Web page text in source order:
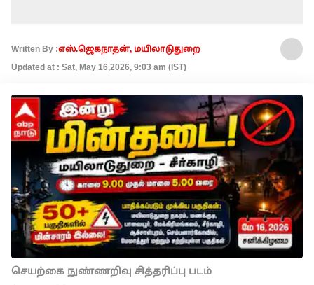
Written By :எஸ்.ஜெகநாதன், மயிலாடுதுறை
Updated at : Sat, May 16,2026, 9:03 am (IST)
செயற்கை நுண்ணறிவு சித்தரிப்பு படம்